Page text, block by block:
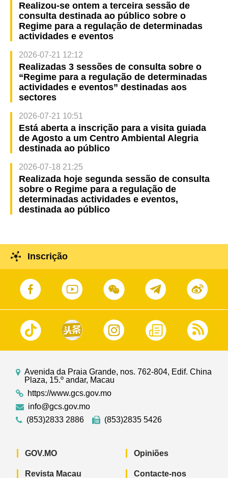
Realizou-se ontem a terceira sessão de
consulta destinada ao público sobre o
Regime para a regulação de determinadas
actividades e eventos
2026-07-21 12:12
Realizadas 3 sessões de consulta sobre o
“Regime para a regulação de determinadas
actividades e eventos” destinadas aos
sectores
2026-07-21 10:51
Está aberta a inscrição para a visita guiada
de Agosto a um Centro Ambiental Alegria
destinada ao público
2026-07-18 21:25
Realizada hoje segunda sessão de consulta
sobre o Regime para a regulação de
determinadas actividades e eventos,
destinada ao público
Inscrição
Avenida da Praia Grande, nos. 762-804, Edif. China
Plaza, 15.º andar, Macau
https://www.gcs.gov.mo
info@gcs.gov.mo
(853)2833 2886
(853)2835 5426
GOV.MO
Revista Macau
Opiniões
Contacte-nos